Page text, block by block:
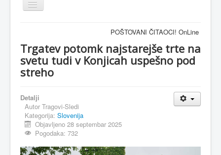
Isključi
navigaciju
VESTI
KULTURA
INTERVJU
MAGAZIN
FELJTON
SPORT
PISMA ČITALACA
POŠTOVANI ČITAOCI! OnLine
Trgatev potomk najstarejše trte na
svetu tudi v Konjicah uspešno pod
streho
Detalji
Autor Tragovi-Sledi
Kategorija: Slovenija
Objavljeno 28 septembar 2025
Pogodaka: 732